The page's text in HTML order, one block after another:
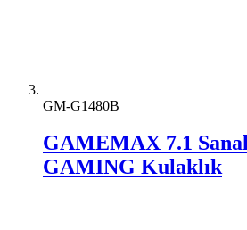
GM-G1480B
GAMEMAX 7.1
GAMING Kulaklık